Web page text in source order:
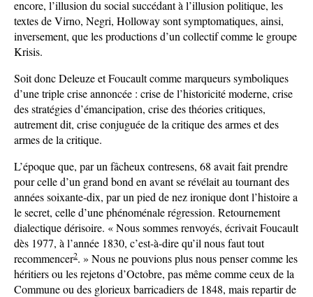
encore, l’illusion du social succédant à l’illusion politique, les
textes de Virno, Negri, Holloway sont symptomatiques, ainsi,
inversement, que les productions d’un collectif comme le groupe
Krisis.
Soit donc Deleuze et Foucault comme marqueurs symboliques
d’une triple crise annoncée : crise de l’historicité moderne, crise
des stratégies d’émancipation, crise des théories critiques,
autrement dit, crise conjuguée de la critique des armes et des
armes de la critique.
L’époque que, par un fâcheux contresens, 68 avait fait prendre
pour celle d’un grand bond en avant se révélait au tournant des
années soixante-dix, par un pied de nez ironique dont l’histoire a
le secret, celle d’une phénoménale régression. Retournement
dialectique dérisoire. « Nous sommes renvoyés, écrivait Foucault
dès 1977, à l’année 1830, c’est-à-dire qu’il nous faut tout
recommencer2. » Nous ne pouvions plus nous penser comme les
héritiers ou les rejetons d’Octobre, pas même comme ceux de la
Commune ou des glorieux barricadiers de 1848, mais repartir de